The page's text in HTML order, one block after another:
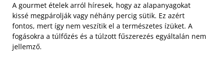
A gourmet ételek arról híresek, hogy az alapanyagokat
kissé megpárolják vagy néhány percig sütik. Ez azért
fontos, mert így nem veszítik el a természetes ízüket. A
fogásokra a túlfőzés és a túlzott fűszerezés egyáltalán nem
jellemző.